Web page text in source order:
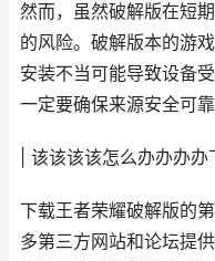
然而，虽然破解版在短
的风险。破解版本的游
安装不当可能导致设备
一定要确保来源安全可
| 该该该该怎么办办办
下载王者荣耀破解版的
多第三方网站和论坛提